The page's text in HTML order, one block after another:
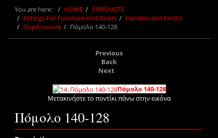
You are here: HOME
PRODUCTS
Fittings For Furniture And Doors
Handles and Knobs
Σειρά Luxury
Πόμολο 140-128
Previous
Back
Next
Πόμολο 140-128
Μετακινήστε το ποντίκι πάνω στην εικόνα
Πόμολο 140-128